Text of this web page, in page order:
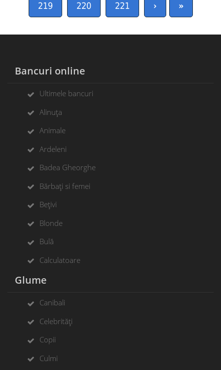
219 220 221 › »
Bancuri online
Ultimele bancuri
Alinuța
Animale
Ardeleni
Badea Gheorghe
Bărbați si femei
Bețivi
Blonde
Bulă
Calculatoare
Glume
Canibali
Celebrități
Copii
Culmi